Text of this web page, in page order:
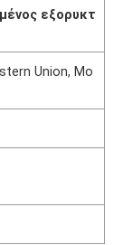
εξορυκτ
Union, Mo